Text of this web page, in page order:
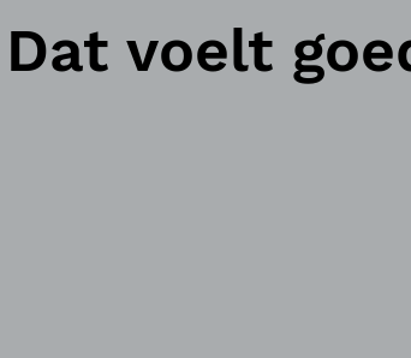
Dat voelt